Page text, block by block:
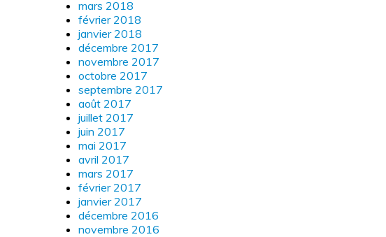
mars 2018
février 2018
janvier 2018
décembre 2017
novembre 2017
octobre 2017
septembre 2017
août 2017
juillet 2017
juin 2017
mai 2017
avril 2017
mars 2017
février 2017
janvier 2017
décembre 2016
novembre 2016